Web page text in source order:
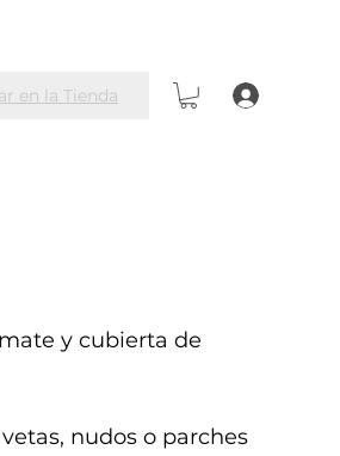
en la Tienda
y cubierta de
nudos o parches